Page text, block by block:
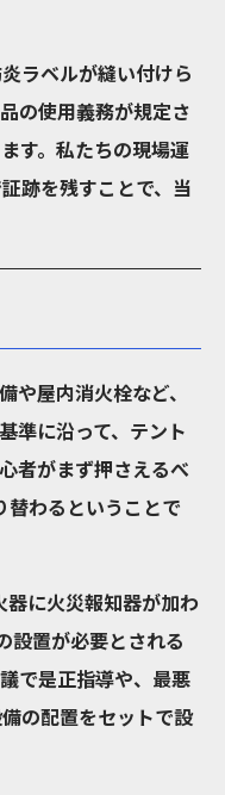
ラベルが縫い付けら
の使用義務が規定さ
す。私たちの現場運
跡を残すことで、当
屋内消火栓など、
準に沿って、テント
者がまず押さえるべ
替わるということで
に火災報知器が加わ
設置が必要とされる
で是正指導や、最悪
の配置をセットで設